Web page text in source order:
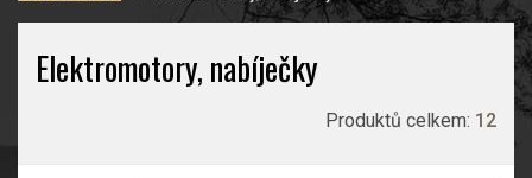
Elektromotory, nabíječky
Produktů celkem: 12